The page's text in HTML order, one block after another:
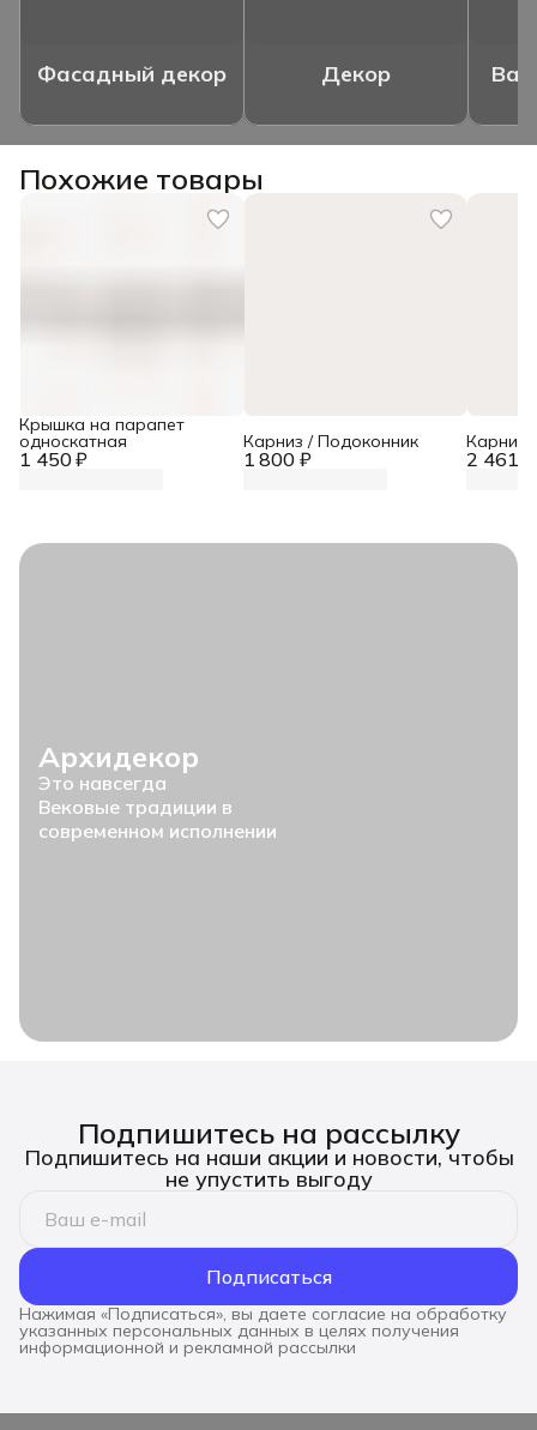
Фасадный декор Декор
Похожие товары
1 450 ₽
Крышка на парапет
односкатная
1 800 ₽
Карниз / Подоконник
2 461 ₽
Карниз
Архидекор
Это навсегда
Вековые традиции в
современном исполнении
Подпишитесь на рассылку
Подпишитесь на наши акции и новости, чтобы
не упустить выгоду
Подписаться
Нажимая «Подписаться», вы даете согласие на обработку
указанных персональных данных в целях получения
информационной и рекламной рассылки